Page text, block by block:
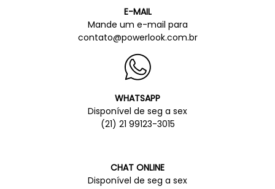
E-MAIL
Mande um e-mail para
contato@powerlook.com.br
WHATSAPP
Disponível de seg a sex
(21) 21 99123-3015
CHAT ONLINE
Disponível de seg a sex